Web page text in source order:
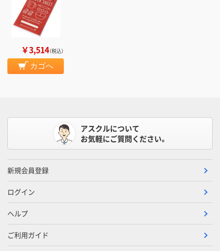
￥3,514（税込）
カゴへ
アスクルについて
お気軽にご質問ください。
新規会員登録
ログイン
ヘルプ
ご利用ガイド